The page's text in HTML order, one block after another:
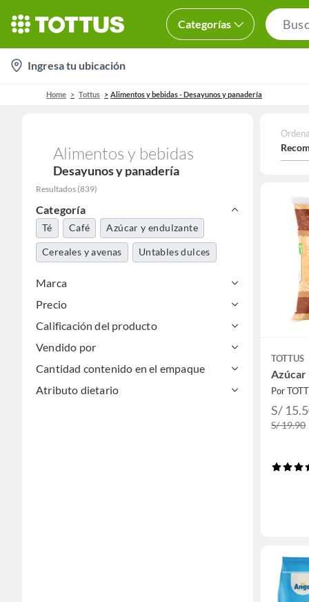
Categorías
location-
icon
Ingresa tu ubicación
Home Tottus Alimentos y bebidas - Desayunos y panadería
Alimentos y bebidas
Desayunos y panadería
Resultados (839)
Categoría
Té Café Azúcar y endulzante
Cereales y avenas Untables dulces
Marca
Precio
Calificación del producto
Vendido por
Cantidad contenido en el empaque
Atributo dietario
TOTTUS
Azúcar
Por
S/
S/ 19.90